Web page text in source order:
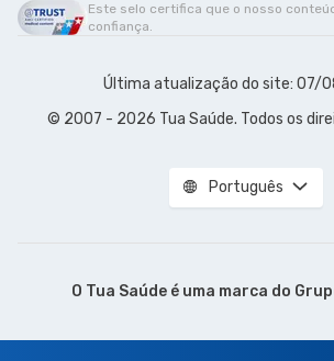
Este selo certifica que o nosso
confiança.
Última atualização do site: 07/
© 2007 - 2026 Tua Saúde. Todos os
Português
O Tua Saúde é uma marca do